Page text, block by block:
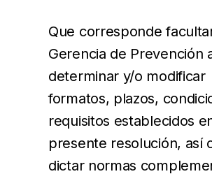
Que corresponde
Gerencia de Prevención
determinar y/o modificar
formatos, plazos,
requisitos establecidos
presente resolución, así
dictar normas